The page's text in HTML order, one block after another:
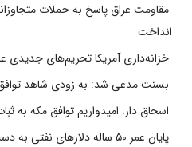
مقاومت عراق پاسخ به حملات
انداخت
خزانه‌داری آمریکا تحریم‌های جدیدی
بسنت مدعی شد: به زودی شاهد توافق
اسحاق دار: امیدواریم توافق مکه به
پایان عمر ۵۰ ساله دلارهای نفتی به دست ایران